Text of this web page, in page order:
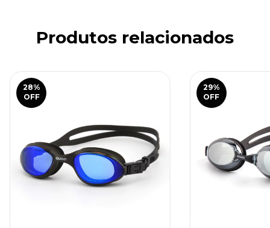
Produtos relacionados
28%
OFF
29%
OFF